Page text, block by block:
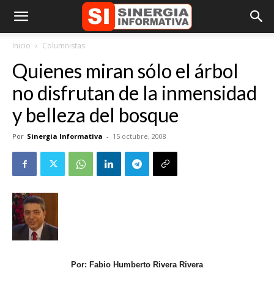
Inicio Columnistas
Quienes miran sólo el árbol
no disfrutan de la inmensidad
y belleza del bosque
Por Sinergia Informativa - 15 octubre, 2008
Por: Fabio Humberto Rivera Rivera